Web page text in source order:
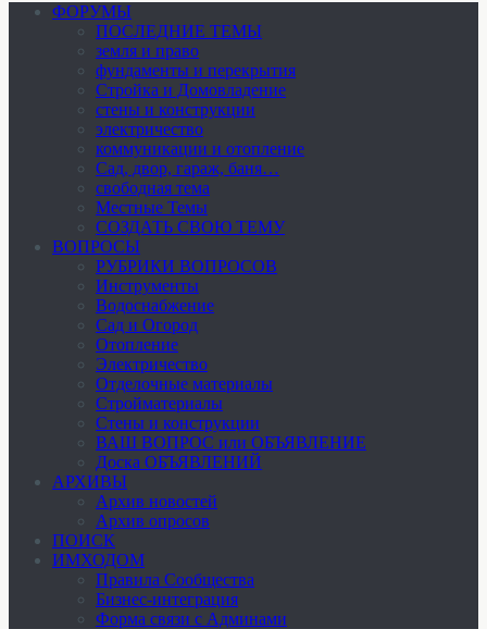
ФОРУМЫ
ПОСЛЕДНИЕ ТЕМЫ
земля и право
фундаменты и перекрытия
Стройка и Домовладение
стены и конструкции
электричество
коммуникации и отопление
Cад, двор, гараж, баня…
свободная тема
Местные Темы
СОЗДАТЬ СВОЮ ТЕМУ
ВОПРОСЫ
РУБРИКИ ВОПРОСОВ
Инструменты
Водоснабжение
Сад и Огород
Отопление
Электричество
Отделочные материалы
Стройматериалы
Стены и конструкции
ВАШ ВОПРОС или ОБЪЯВЛЕНИЕ
Доска ОБЪЯВЛЕНИЙ
АРХИВЫ
Архив новостей
Архив опросов
ПОИСК
ИМХОДОМ
Правила Сообщества
Бизнес-интеграция
Форма связи с Админами